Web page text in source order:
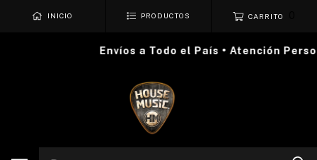
INICIO PRODUCTOS CARRITO
Envíos a Todo el País • Atención